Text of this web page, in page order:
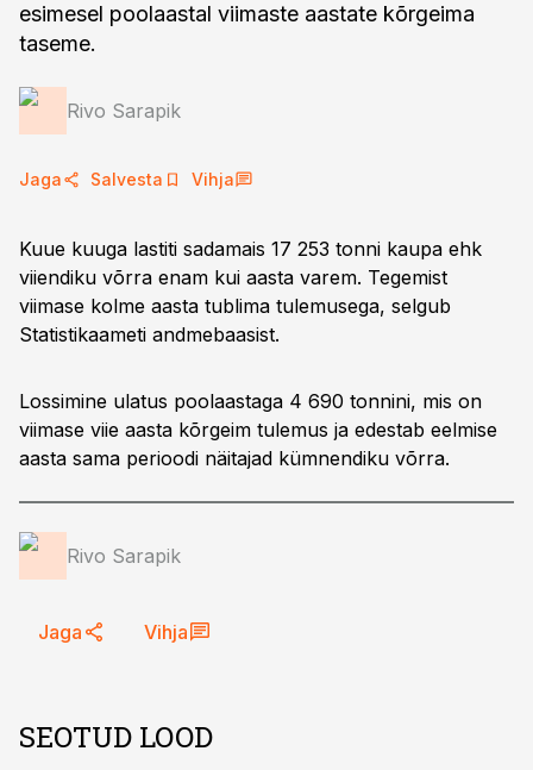
esimesel poolaastal viimaste aastate kõrgeima
taseme.
Rivo Sarapik
Jaga Salvesta Vihja
Kuue kuuga lastiti sadamais 17 253 tonni kaupa ehk
viiendiku võrra enam kui aasta varem. Tegemist
viimase kolme aasta tublima tulemusega, selgub
Statistikaameti andmebaasist.
Lossimine ulatus poolaastaga 4 690 tonnini, mis on
viimase viie aasta kõrgeim tulemus ja edestab eelmise
aasta sama perioodi näitajad kümnendiku võrra.
Rivo Sarapik
Jaga Vihja
SEOTUD LOOD